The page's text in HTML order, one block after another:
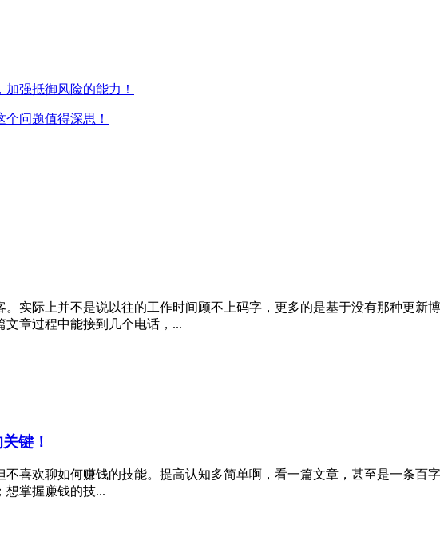
强抵御风险的能力！
问题值得深思！
实际上并不是说以往的工作时间顾不上码字，更多的是基于没有那种更新
章过程中能接到几个电话，...
键！
喜欢聊如何赚钱的技能。提高认知多简单啊，看一篇文章，甚至是一条百
想掌握赚钱的技...